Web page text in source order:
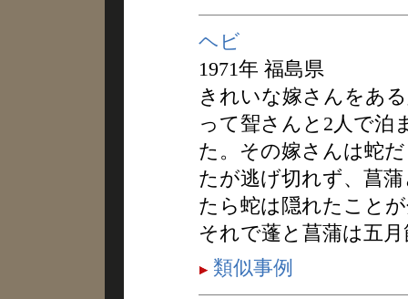
ヘビ
1971年 福島県
きれいな嫁さんをあ
って聟さんと2人で泊
た。その嫁さんは蛇
たが逃げ切れず、菖
たら蛇は隠れたこと
それで蓬と菖蒲は五
類似事例